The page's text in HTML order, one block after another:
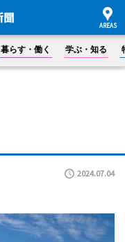
暮らす・働く 学ぶ・知る
2024.07.04